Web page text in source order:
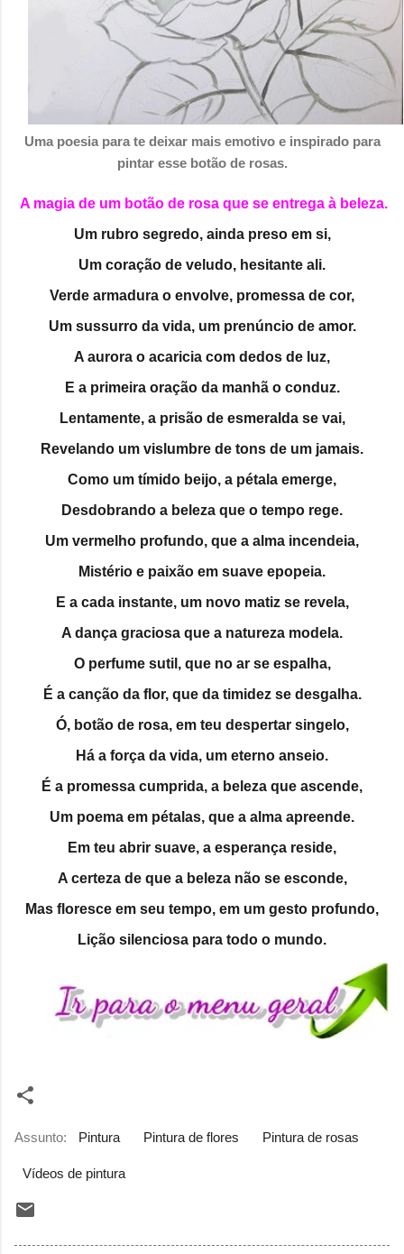
Uma poesia para te deixar mais emotivo e inspirado para
pintar esse botão de rosas.
A magia de um botão de rosa que se entrega à beleza.
Um rubro segredo, ainda preso em si,
Um coração de veludo, hesitante ali.
Verde armadura o envolve, promessa de cor,
Um sussurro da vida, um prenúncio de amor.
A aurora o acaricia com dedos de luz,
E a primeira oração da manhã o conduz.
Lentamente, a prisão de esmeralda se vai,
Revelando um vislumbre de tons de um jamais.
Como um tímido beijo, a pétala emerge,
Desdobrando a beleza que o tempo rege.
Um vermelho profundo, que a alma incendeia,
Mistério e paixão em suave epopeia.
E a cada instante, um novo matiz se revela,
A dança graciosa que a natureza modela.
O perfume sutil, que no ar se espalha,
É a canção da flor, que da timidez se desgalha.
Ó, botão de rosa, em teu despertar singelo,
Há a força da vida, um eterno anseio.
É a promessa cumprida, a beleza que ascende,
Um poema em pétalas, que a alma apreende.
Em teu abrir suave, a esperança reside,
A certeza de que a beleza não se esconde,
Mas floresce em seu tempo, em um gesto profundo,
Lição silenciosa para todo o mundo.
Assunto: Pintura Pintura de flores Pintura de rosas
Vídeos de pintura